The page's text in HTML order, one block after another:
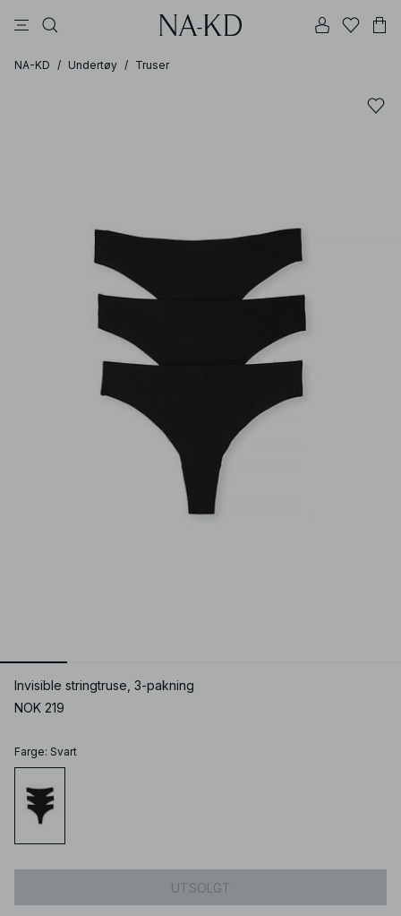
NA-KD / Undertøy / Truser
Invisible stringtruse, 3-pakning
NOK 219
Farge: Svart
UTSOLGT